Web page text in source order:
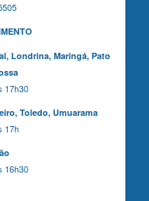
Londrina, Maringá,Pato
17h30
Toledo, Umuarama
17h
16h30